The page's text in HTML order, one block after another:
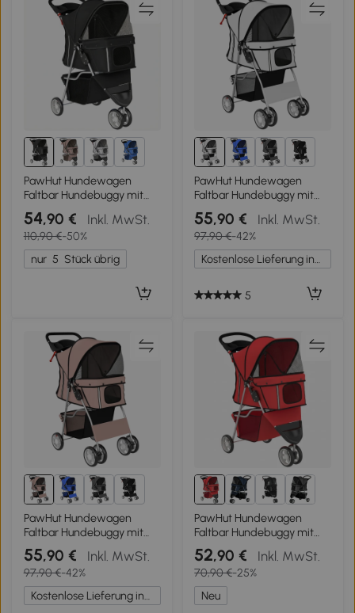
1+
PawHut Hundewagen
Faltbar Hundebuggy mit
Aufbewahrungskorb Kissen
Netzfenster Getränkehalter
für kleine Hunde bis 10kg
Schwarz
54,90 € Inkl. MwSt.
110,90 €-50%
nur 5 Stück übrig
1+
PawHut Hundewagen
Faltbar Hundebuggy mit
Reflektorstreif
Aufbewahrungskorb Kissen
für kleine Hunde bis 10 kg
77x44x102 cm Grau
55,90 € Inkl. MwSt.
97,90 €-42%
Kostenlose Lieferung innerhalb Deutschlands
5
1+
PawHut Hundewagen
Faltbar Hundebuggy mit
Reflektorstreif
Aufbewahrungskorb Kissen
für kleine Hunde bis 10 kg
77x44x102cm Kaffee
55,90 € Inkl. MwSt.
97,90 €-42%
Kostenlose Lieferung innerhalb Deutschlands
PawHut Hundewagen
Faltbar Hundebuggy mit
Aufbewahrungskorb Kissen
Netzfenster Getränkehalter
für kleine Hunde bis 10kg
Rot
52,90 € Inkl. MwSt.
70,90 €-25%
Neu